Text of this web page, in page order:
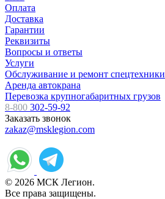
Оплата
Доставка
Гарантии
Реквизиты
Вопросы и ответы
Услуги
Обслуживание и ремонт спецтехники
Аренда автокрана
Перевозка крупногабаритных грузов
8-800 302-59-92
Заказать звонок
zakaz@msklegion.com
© 2026 МСК Легион.
Все права защищены.